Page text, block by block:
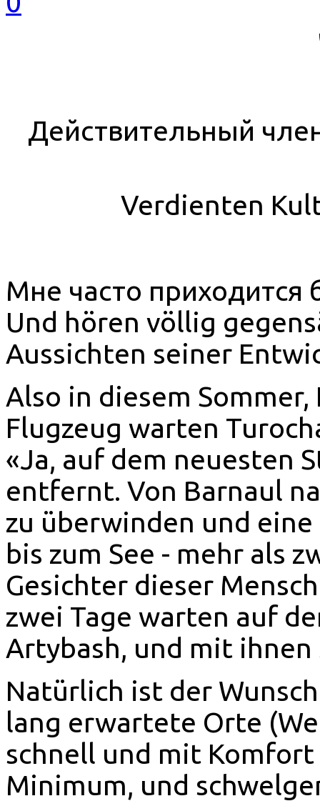
Действительный
Verdienten
Мне часто приходится
Und hören völlig
Aussichten seiner
Also in diesem
Flugzeug warten
«Ja, auf dem neuesten
entfernt. Von Barnaul
zu überwinden und
bis zum See - mehr als
Gesichter dieser
zwei Tage warten auf
Artybash, und mit
Natürlich ist der
lang erwartete Orte
schnell und mit
Minimum, und